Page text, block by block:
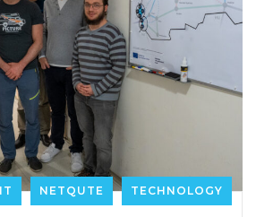
NETQUTE TECHNOLOGY